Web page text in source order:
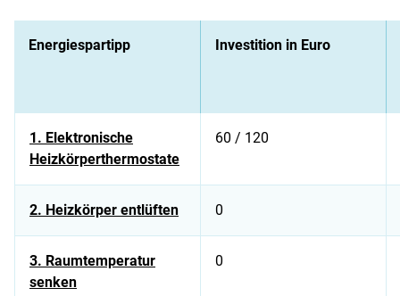
Energiespartipp Investition in Euro
1. Elektronische
Heizkörperthermostate
60 / 120
2. Heizkörper entlüften 0
3. Raumtemperatur
senken
0